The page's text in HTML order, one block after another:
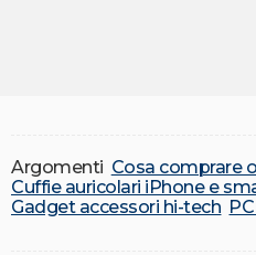
Argomenti Cosa comprare
Cuffie auricolari iPhone e
Gadget accessori hi-tech